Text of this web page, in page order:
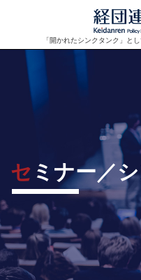
「開かれたシンクタンク」とし
セミナー／